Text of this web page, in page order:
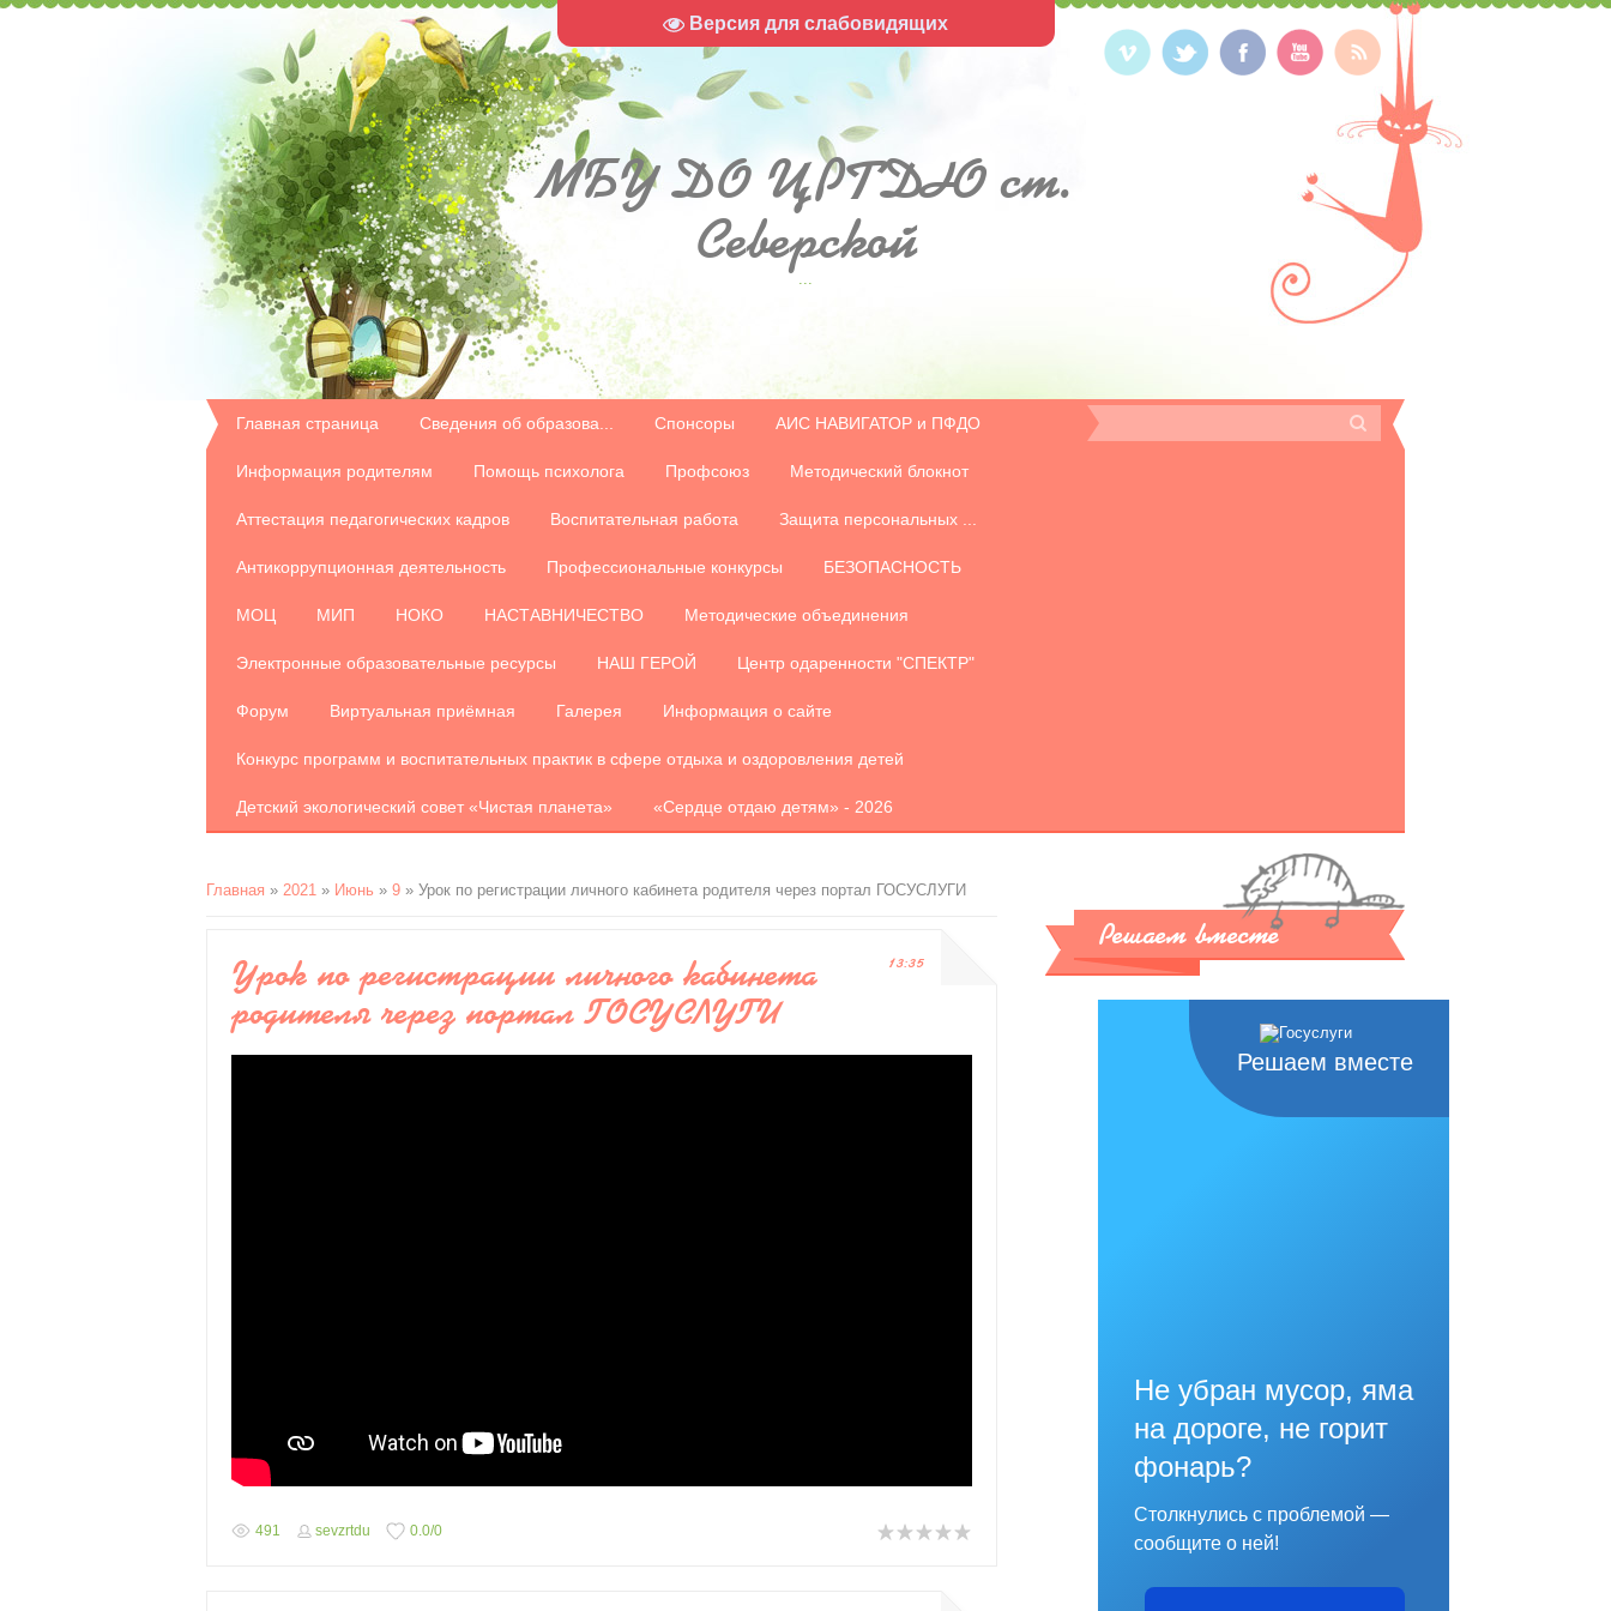
Версия для слабовидящих
МБУДО ЦРТДЮ ст.
Северской
...
Главная страница Сведения об образова... Спонсоры АИС НАВИГАТОР и ПФДО
Информация родителям Помощь психолога Профсоюз Методический блокнот
Аттестация педагогических кадров Воспитательная работа Защита персональных ...
Антикоррупционная деятельность Профессиональные конкурсы БЕЗОПАСНОСТЬ
МОЦ МИП НОКО НАСТАВНИЧЕСТВО Методические объединения
Электронные образовательные ресурсы НАШ ГЕРОЙ Центр одаренности "СПЕКТР"
Форум Виртуальная приёмная Галерея Информация о сайте
Конкурс программ и воспитательных практик в сфере отдыха и оздоровления детей
Детский экологический совет «Чистая планета» «Сердце отдаю детям» - 2026
Главная » 2021 » Июнь » 9 » Урок по регистрации личного кабинета родителя через портал ГОСУСЛУГИ
13:35
Урок по регистрации личного кабинета
родителя через портал ГОСУСЛУГИ
491 sevzrtdu 0.0/0
Решаем вместе
Решаем вместе
Не убран мусор, яма
на дороге, не горит
фонарь?
Столкнулись с проблемой —
сообщите о ней!